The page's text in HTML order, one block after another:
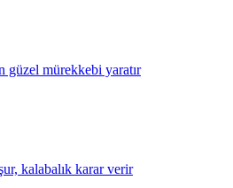
mürekkebi yaratır
kalabalık karar verir